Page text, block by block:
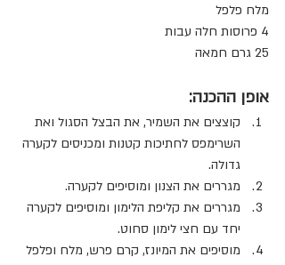
מלח פלפל
4 פרוסות חלה עבות
25 גרם חמאה
אופן ההכנה:
קוצצים את השמיר, את הבצל הסגול ואת
השרימפס לחתיכות קטנות ומכניסים לקערה
גדולה.
מגררים את הצנון ומוסיפים לקערה.
מגררים את קליפת הלימון ומוסיפים לקערה
יחד עם חצי לימון סחוט.
מוסיפים את המיונז, קרם פרש, מלח ופלפל